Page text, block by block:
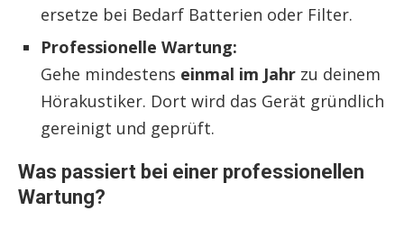
ersetze bei Bedarf Batterien oder Filter.
Professionelle Wartung:
Gehe mindestens einmal im Jahr zu deinem
Hörakustiker. Dort wird das Gerät gründlich
gereinigt und geprüft.
Was passiert bei einer professionellen
Wartung?